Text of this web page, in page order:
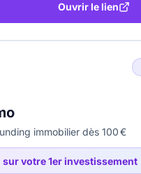
Ouvrir le lien
immobilier dès 100 €
sur votre 1er investissement